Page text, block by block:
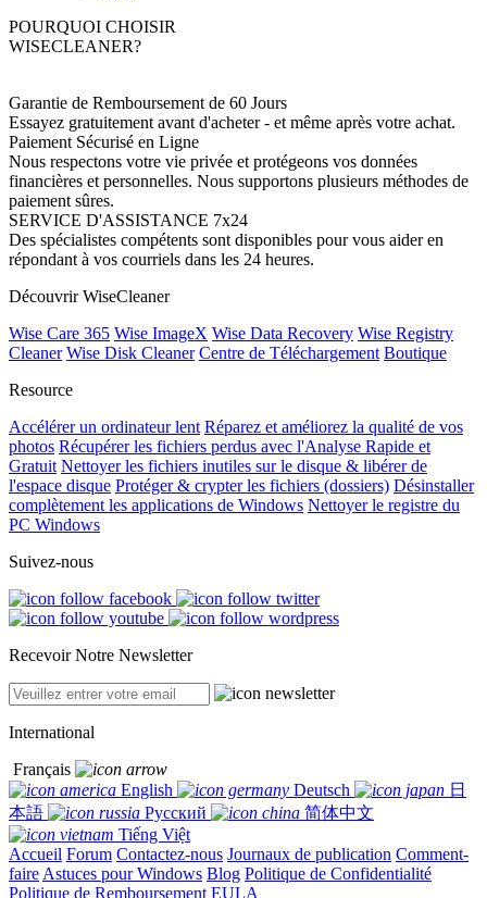
POURQUOI CHOISIR
WISECLEANER?
Garantie de Remboursement de 60 Jours
Essayez gratuitement avant d'acheter - et même après votre achat.
Paiement Sécurisé en Ligne
Nous respectons votre vie privée et protégeons vos données
financières et personnelles. Nous supportons plusieurs méthodes de
paiement sûres.
SERVICE D'ASSISTANCE 7x24
Des spécialistes compétents sont disponibles pour vous aider en
répondant à vos courriels dans les 24 heures.
Découvrir WiseCleaner
Wise Care 365 Wise ImageX Wise Data Recovery Wise Registry
Cleaner Wise Disk Cleaner Centre de Téléchargement Boutique
Resource
Accélérer un ordinateur lent Réparez et améliorez la qualité de vos
photos Récupérer les fichiers perdus avec l'Analyse Rapide et
Gratuit Nettoyer les fichiers inutiles sur le disque & libérer de
l'espace disque Protéger & crypter les fichiers (dossiers) Désinstaller
complètement les applications de Windows Nettoyer le registre du
PC Windows
Suivez-nous
Recevoir Notre Newsletter
International
Français
English
Deutsch
日
本語
Русский
简体中文
Tiếng Việt
Accueil Forum Contactez-nous Journaux de publication Comment-
faire Astuces pour Windows Blog Politique de Confidentialité
Politique de Remboursement EULA